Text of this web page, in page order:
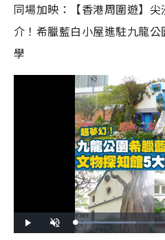
同場加映：【香港周圍遊】
介！希臘藍白小屋進駐九龍
學
l
n
L
o